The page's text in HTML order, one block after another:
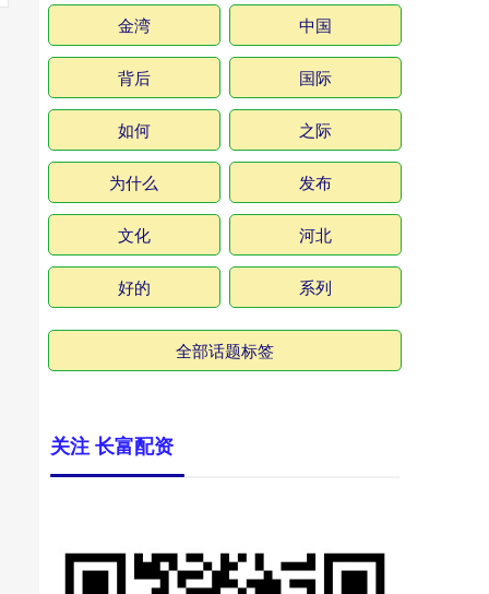
金湾 中国
背后 国际
如何 之际
为什么 发布
文化 河北
好的 系列
全部话题标签
关注 长富配资